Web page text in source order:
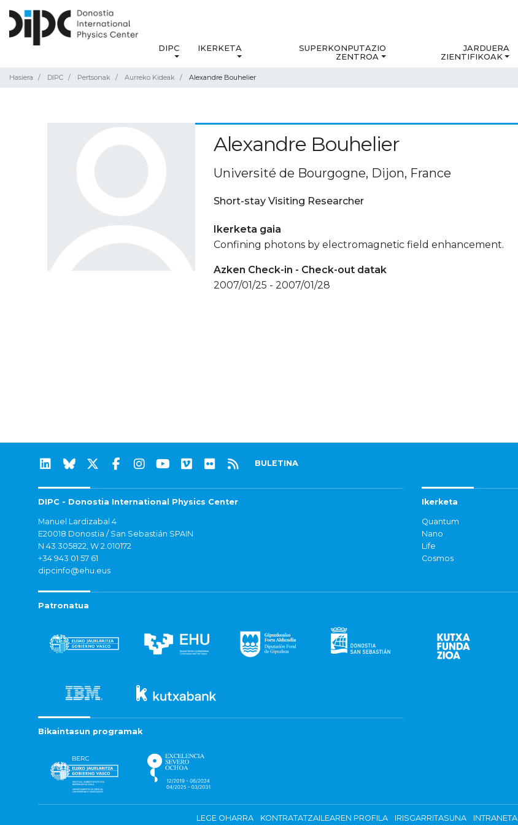
DIPC IKERKETA
SUPERKONPUTAZIO
ZENTROA
JARDUERA
ZIENTIFIKOAK
Hasiera DIPC Pertsonak Aurreko Kideak Alexandre Bouhelier
Alexandre Bouhelier
Université de Bourgogne, Dijon, France
Short-stay Visiting Researcher
Ikerketa gaia
Confining photons by electromagnetic field enhancement.
Azken Check-in - Check-out datak
2007/01/25 - 2007/01/28
BULETINA
DIPC - Donostia International Physics Center
Manuel Lardizabal 4
E20018 Donostia / San Sebastián SPAIN
N 43.305822, W 2.010172
+34 943 01 57 61
dipcinfo@ehu.eus
Ikerketa
Quantum
Nano
Life
Cosmos
Patronatua
Bikaintasun programak
LEGE OHARRA KONTRATATZAILEAREN PROFILA IRISGARRITASUNA INTRANETA